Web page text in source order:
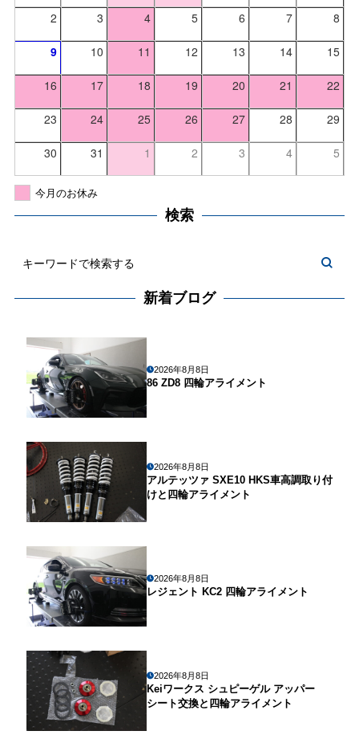
2 3 4 5 6 7 8
9 10 11 12 13 14 15
16 17 18 19 20 21 22
23 24 25 26 27 28 29
30 31 1 2 3 4 5
今月のお休み
検索
新着ブログ
2026年8月8日
86 ZD8 四輪アライメント
2026年8月8日
アルテッツァ SXE10 HKS車高調取り付
けと四輪アライメント
2026年8月8日
レジェント KC2 四輪アライメント
2026年8月8日
Keiワークス シュピーゲル アッパー
シート交換と四輪アライメント